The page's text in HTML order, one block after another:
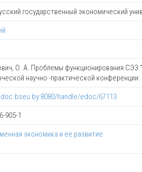
государственный экономический
О. А. Проблемы функционирования СЭЗ
научно -практической
handle/edoc/67113
905-1
экономика и ее развитие